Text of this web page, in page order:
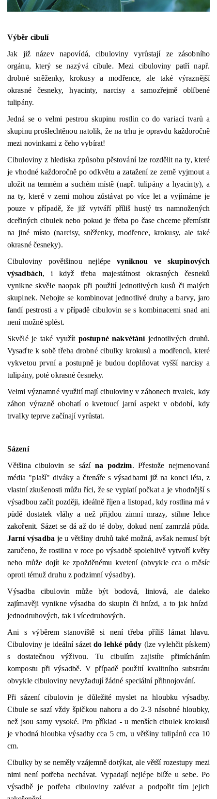
Výběr cibulí
Jak již název napovídá, cibuloviny vyrůstají ze zásobního
orgánu, který se nazývá cibule. Mezi cibuloviny patří např.
drobné sněženky, krokusy a modřence, ale také výraznější
okrasné česneky, hyacinty, narcisy a samozřejmě oblíbené
tulipány.
Jedná se o velmi pestrou skupinu rostlin co do variací tvarů a
skupinu prošlechtěnou natolik, že na trhu je opravdu každoročně
mezi novinkami z čeho vybírat!
Cibuloviny z hlediska způsobu pěstování lze rozdělit na ty, které
je vhodné každoročně po odkvětu a zatažení ze země vyjmout a
uložit na temném a suchém místě (např. tulipány a hyacinty), a
na ty, které v zemi mohou zůstávat po více let a vyjímáme je
pouze v případě, že již vytváří příliš hustý trs namnožených
dceřiných cibulek nebo pokud je třeba po čase chceme přemístit
na jiné místo (narcisy, sněženky, modřence, krokusy, ale také
okrasné česneky).
Cibuloviny povětšinou nejlépe vyniknou ve skupinových
výsadbách, i když třeba majestátnost okrasných česneků
vynikne skvěle naopak při použití jednotlivých kusů či malých
skupinek. Nebojte se kombinovat jednotlivé druhy a barvy, jaro
fandí pestrosti a v případě cibulovin se s kombinacemi snad ani
není možné splést.
Skvělé je také využít postupné nakvétáníjednotlivých druhů.
Vysaďte k sobě třeba drobné cibulky krokusů a modřenců, které
vykvetou první a postupně je budou doplňovat vyšší narcisy a
tulipány, poté okrasné česneky.
Velmi významné využití mají cibuloviny v záhonech trvalek, kdy
záhon výrazně obohatí o kvetoucí jarní aspekt v období, kdy
trvalky teprve začínají vyrůstat.
Sázení
Většina cibulovin se sázína podzim. Přestože nejmenovaná
média "plaší" diváky a čtenáře s výsadbami již na konci léta, z
vlastní zkušenosti můžu říci, že se vyplatí počkat a je vhodnější s
výsadbou začít později, ideálně říjen a listopad, kdy rostlina má v
půdě dostatek vláhy a než přijdou zimní mrazy, stihne lehce
zakořenit. Sázet se dá až do té doby, dokud není zamrzlá půda.
Jarní výsadba je u většiny druhů také možná, avšak nemusí být
zaručeno, že rostlina v roce po výsadbě spolehlivě vytvoří květy
nebo může dojít ke zpožděnému kvetení (obvykle cca o měsíc
oproti témuž druhu z podzimní výsadby).
Výsadba cibulovin může být bodová, liniová, ale daleko
zajímavěji vynikne výsadba do skupin či hnízd, a to jak hnízd
jednodruhových, tak i vícedruhových.
Ani s výběrem stanoviště si není třeba příliš lámat hlavu.
Cibuloviny je ideální sázetdo lehké půdy (lze vylehčit pískem)
s dostatečnou výživou. Tu cibulím zajistíte přimícháním
kompostu při výsadbě. V případě použití kvalitního substrátu
obvykle cibuloviny nevyžadují žádné speciální přihnojování.
Při sázení cibulovin je důležité myslet na hloubku výsadby.
Cibule se sazí vždy špičkou nahoru a do 2-3 násobné hloubky,
než jsou samy vysoké. Pro příklad - u menších cibulek krokusů
je vhodná hloubka výsadby cca 5 cm, u většiny tulipánů cca 10
cm.
Cibulky by se neměly vzájemně dotýkat, ale větší rozestupy mezi
nimi není potřeba nechávat. Vypadají nejlépe blíže u sebe. Po
výsadbě je potřeba cibuloviny zalévat a podpořit tím jejich